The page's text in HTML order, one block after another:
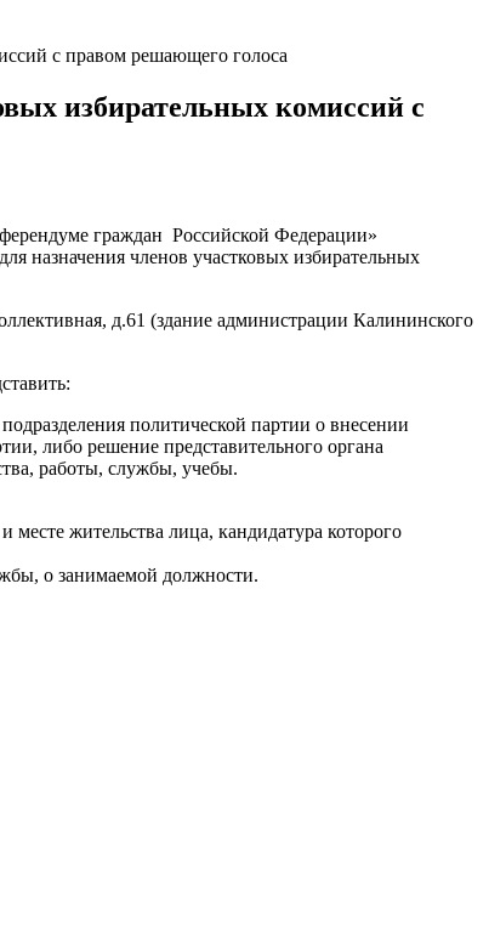
с правом решающего голоса
избирательных комиссий с
граждан Российской Федерации»
назначения членов участковых избирательных
д.61 (здание администрации Калининского
политической партии о внесении
либо решение представительного органа
работы, службы, учебы.
жительства лица, кандидатура которого
о занимаемой должности.